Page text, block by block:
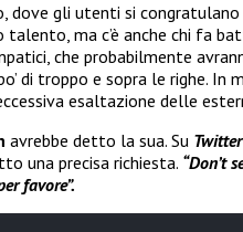
dove gli utenti si
talento, ma c’è anche chi fa
che probabilmente
di troppo e sopra le righe. In
esaltazione delle
avrebbe detto la sua. Su Twitter
una precisa richiesta. “Don’t
favore”.